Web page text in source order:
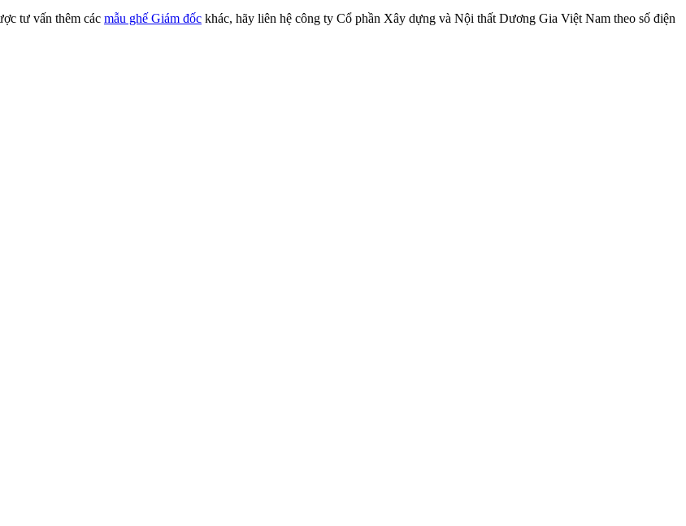
tư vấn thêm các mẫu ghế Giám đốc khác, hãy liên hệ công ty Cổ phần Xây dựng và Nội thất Dương Gia Việt Nam theo số điện